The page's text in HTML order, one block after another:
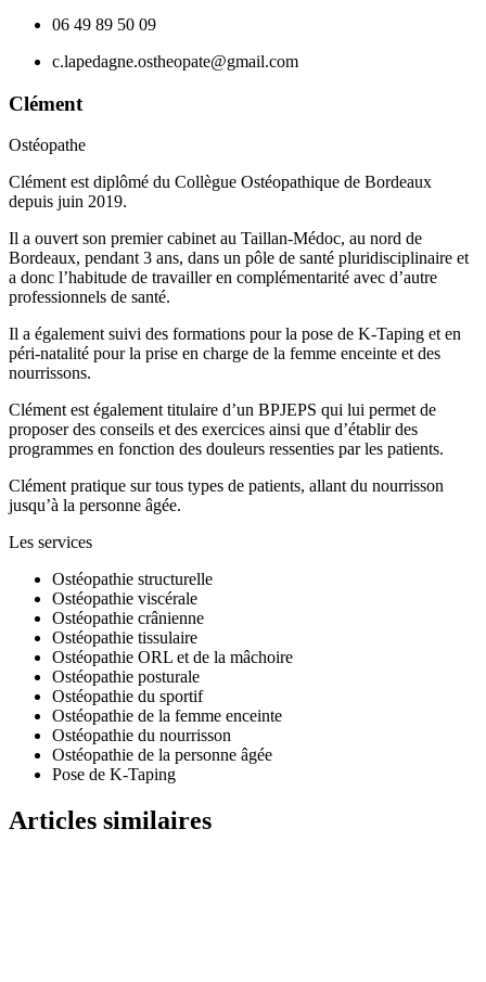
06 49 89 50 09
c.lapedagne.ostheopate@gmail.com
Clément
Ostéopathe
Clément est diplômé du Collègue Ostéopathique de Bordeaux
depuis juin 2019.
Il a ouvert son premier cabinet au Taillan-Médoc, au nord de
Bordeaux, pendant 3 ans, dans un pôle de santé pluridisciplinaire et
a donc l’habitude de travailler en complémentarité avec d’autre
professionnels de santé.
Il a également suivi des formations pour la pose de K-Taping et en
péri-natalité pour la prise en charge de la femme enceinte et des
nourrissons.
Clément est également titulaire d’un BPJEPS qui lui permet de
proposer des conseils et des exercices ainsi que d’établir des
programmes en fonction des douleurs ressenties par les patients.
Clément pratique sur tous types de patients, allant du nourrisson
jusqu’à la personne âgée.
Les services
Ostéopathie structurelle
Ostéopathie viscérale
Ostéopathie crânienne
Ostéopathie tissulaire
Ostéopathie ORL et de la mâchoire
Ostéopathie posturale
Ostéopathie du sportif
Ostéopathie de la femme enceinte
Ostéopathie du nourrisson
Ostéopathie de la personne âgée
Pose de K-Taping
Articles similaires